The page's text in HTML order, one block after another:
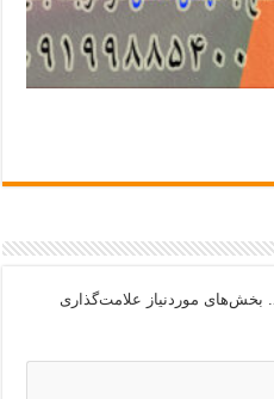
بخش‌های موردنیاز علامت‌گذاری